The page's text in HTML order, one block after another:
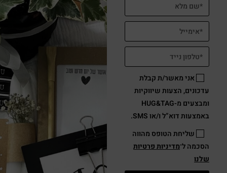
אני מאשר/ת קבלת
עדכונים, הצעות שיווקיות
ומבצעים מ-HUG&TAG
באמצעות דוא”ל ו/או SMS.
שליחת הטופס מהווה
הסכמה ל־מדיניות פרטיות
שלנו